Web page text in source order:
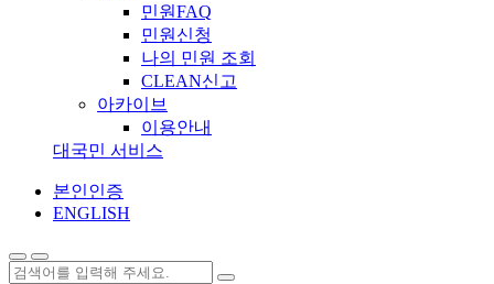
민원FAQ
민원신청
나의 민원 조회
CLEAN신고
아카이브
이용안내
대국민 서비스
본인인증
ENGLISH